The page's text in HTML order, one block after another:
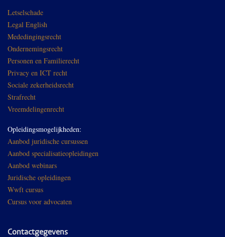
Letselschade
Legal English
Mededingingsrecht
Ondernemingsrecht
Personen en Familierecht
Privacy en ICT recht
Sociale zekerheidsrecht
Strafrecht
Vreemdelingenrecht
Opleidingsmogelijkheden:
Aanbod juridische cursussen
Aanbod specialisatieopleidingen
Aanbod webinars
Juridische opleidingen
Wwft cursus
Cursus voor advocaten
Contactgegevens